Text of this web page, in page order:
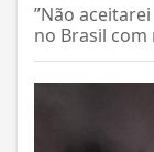
”Não
no Brasil com